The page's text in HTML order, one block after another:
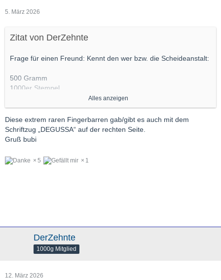
5. März 2026
Zitat von DerZehnte
Frage für einen Freund: Kennt den wer bzw. die Scheideanstalt:
500 Gramm
1000er Stempel
Scheideanstalt Frankfurt am Main
Alter unbekannt
Alles anzeigen
Diese extrem raren Fingerbarren gab/gibt es auch mit dem
Schriftzug „DEGUSSA“ auf der rechten Seite.
Gruß bubi
5 1
DerZehnte
1000g Mitglied
12. März 2026